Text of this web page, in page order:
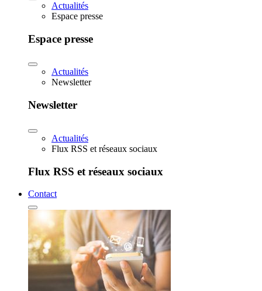
Actualités
Espace presse
Espace presse
Actualités
Newsletter
Newsletter
Actualités
Flux RSS et réseaux sociaux
Flux RSS et réseaux sociaux
Contact